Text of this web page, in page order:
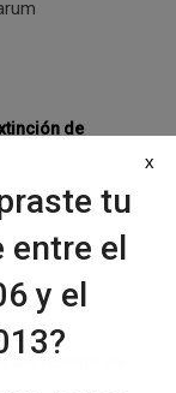
de
Baja por
tu
entre el
y el
x